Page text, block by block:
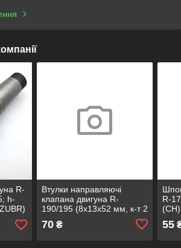
R-
h-
Втулки направляючі
клапана двигуна R-
190/195 (8х13х52 мм, к-т 2
70₴
R-
(СН)
55